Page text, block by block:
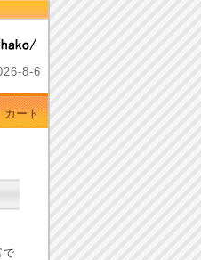
8-6
カート
で